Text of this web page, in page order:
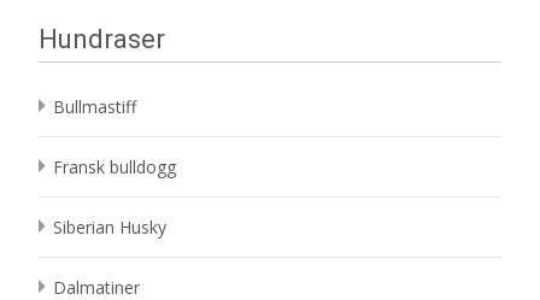
Hundraser
Bullmastiff
Fransk bulldogg
Siberian Husky
Dalmatiner